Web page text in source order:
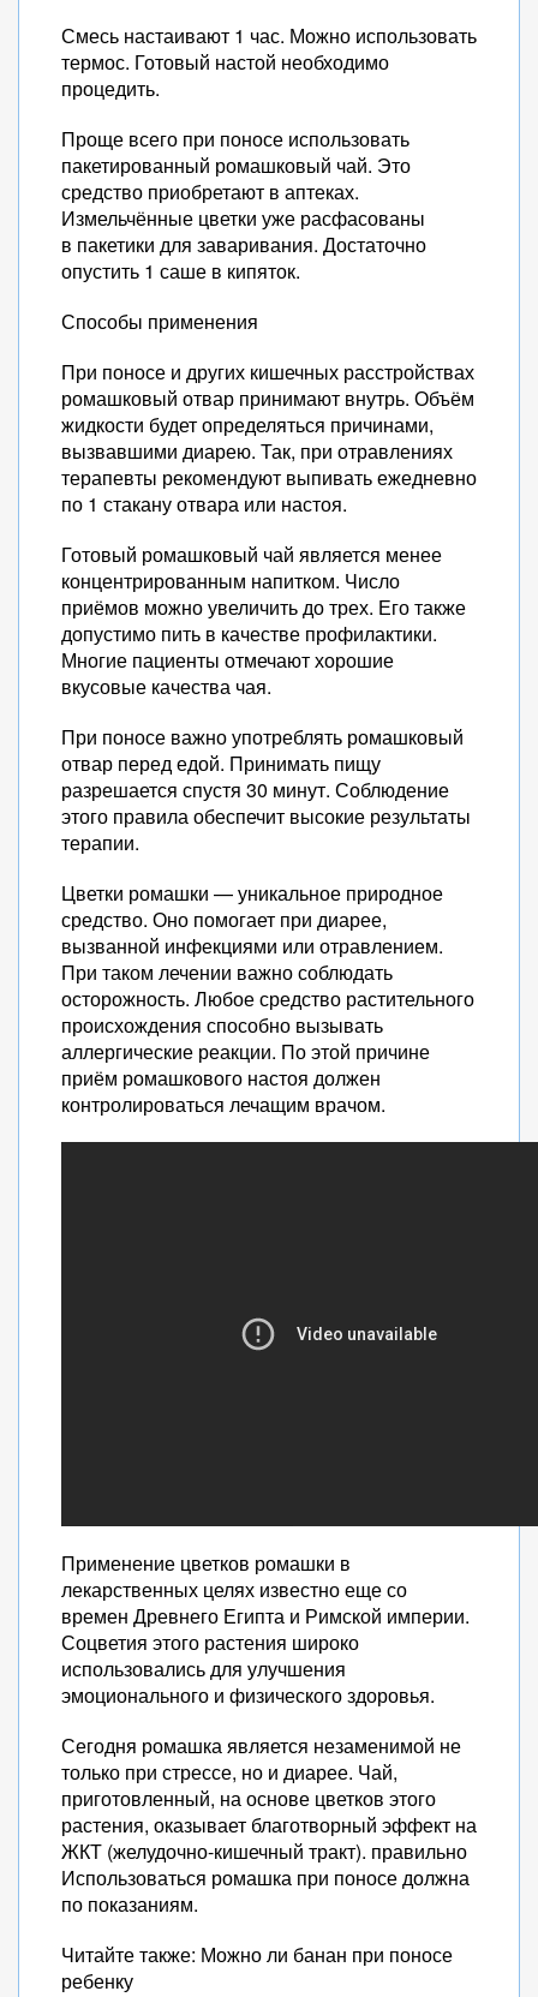
Смесь настаивают 1 час. Можно использовать
термос. Готовый настой необходимо
процедить.
Проще всего при поносе использовать
пакетированный ромашковый чай. Это
средство приобретают в аптеках.
Измельчённые цветки уже расфасованы
в пакетики для заваривания. Достаточно
опустить 1 саше в кипяток.
Способы применения
При поносе и других кишечных расстройствах
ромашковый отвар принимают внутрь. Объём
жидкости будет определяться причинами,
вызвавшими диарею. Так, при отравлениях
терапевты рекомендуют выпивать ежедневно
по 1 стакану отвара или настоя.
Готовый ромашковый чай является менее
концентрированным напитком. Число
приёмов можно увеличить до трех. Его также
допустимо пить в качестве профилактики.
Многие пациенты отмечают хорошие
вкусовые качества чая.
При поносе важно употреблять ромашковый
отвар перед едой. Принимать пищу
разрешается спустя 30 минут. Соблюдение
этого правила обеспечит высокие результаты
терапии.
Цветки ромашки — уникальное природное
средство. Оно помогает при диарее,
вызванной инфекциями или отравлением.
При таком лечении важно соблюдать
осторожность. Любое средство растительного
происхождения способно вызывать
аллергические реакции. По этой причине
приём ромашкового настоя должен
контролироваться лечащим врачом.
Применение цветков ромашки в
лекарственных целях известно еще со
времен Древнего Египта и Римской империи.
Соцветия этого растения широко
использовались для улучшения
эмоционального и физического здоровья.
Сегодня ромашка является незаменимой не
только при стрессе, но и диарее. Чай,
приготовленный, на основе цветков этого
растения, оказывает благотворный эффект на
ЖКТ (желудочно-кишечный тракт). правильно
Использоваться ромашка при поносе должна
по показаниям.
Читайте также: Можно ли банан при поносе
ребенку